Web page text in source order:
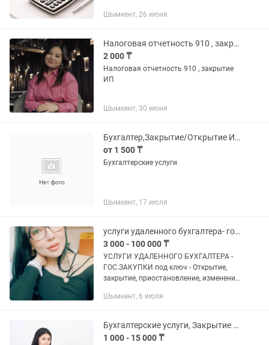
Шымкент, 26 июня
Налоговая отчетность 910 , закрытие ИП
2 000 ₸
Налоговая отчетность 910 , закрытие
ИП
Шымкент, 30 июня
Бухгалтер,Закрытие/Открытие ИП,Отчеты ИП,Арест,График,Постановка на землю
от 1 500 ₸
Бухгалтерские услуги
Шымкент, 17 июля
услуги удаленного бухгалтера- гос.закупки под ключ- Открытие, закрытие,
3 000 - 100 000 ₸
УСЛУГИ УДАЛЕННОГО БУХГАЛТЕРА -
ГОС.ЗАКУПКИ под ключ - Открытие,
закрытие, приостановление, изменение
отчетности ИП, ТОО - ЭСФ, СНТ, АВР - , -
Шымкент, 6 июля
Бухгалтерские услуги, Закрытие ИП/ТОО, Декларация, Отчеты, Разблокировка сч
1 000 - 15 000 ₸